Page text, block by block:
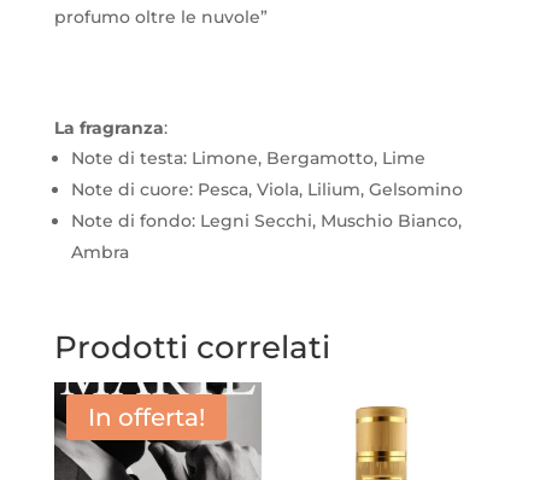
profumo oltre le nuvole”
La fragranza:
Note di testa: Limone, Bergamotto, Lime
Note di cuore: Pesca, Viola, Lilium, Gelsomino
Note di fondo: Legni Secchi, Muschio Bianco,
Ambra
Prodotti correlati
In offerta!